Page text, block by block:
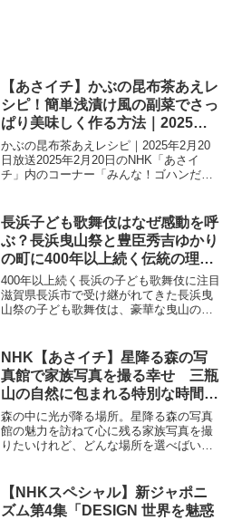
【あさイチ】かぶの昆布茶あえレ
シピ！簡単浅漬け風の副菜でさっ
ぱり美味しく作る方法｜2025年2
月20日放送
かぶの昆布茶あえレシピ｜2025年2月20
日放送2025年2月20日のNHK「あさイ
チ」内のコーナー「みんな！ゴハンだ
ました。かぶをスライスして昆布茶とお
酢であえるだけ...
長浜子ども歌舞伎はなぜ感動を呼
ぶ？長浜曳山祭と豊臣秀吉ゆかり
の町に400年以上続く伝統の理由
【ひむバス！で話題】
400年以上続く長浜の子ども歌舞伎に注目
滋賀県長浜市で受け継がれてきた長浜曳
山祭の子ども歌舞伎は、豪華な曳山の舞
ぐるみで支える文化が感動を呼び、近年
は大河ドラマゆかりの...
NHK【あさイチ】星降る森の写
真館で家族写真を撮る幸せ 三瓶
山の自然に包まれる特別な時間｜
2025年11月19日
森の中に光が降る場所。星降る森の写真
館の魅力を訪ねて心に残る家族写真を撮
りたいけれど、どんな場所を選べばいい
なのが、島根県大田市にある星降る森の
写真館です。この記事では...
【NHKスペシャル】新ジャポニ
ズム第4集「DESIGN 世界を魅惑